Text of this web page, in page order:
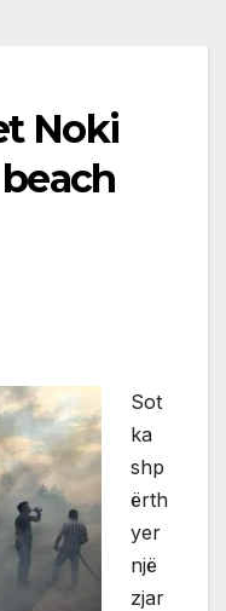
Noki
Sot
ka
shp
ërth
yer
një
zjar